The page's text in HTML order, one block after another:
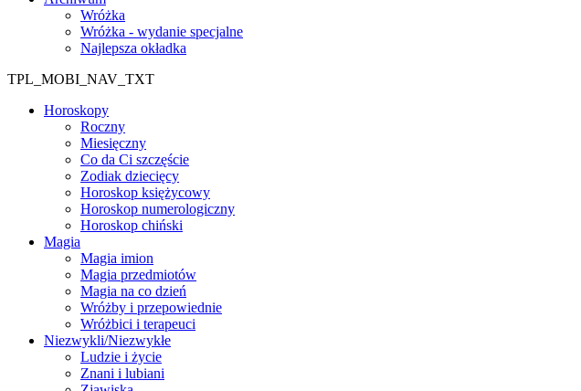
Wróżka
Wróżka - wydanie specjalne
Najlepsza okładka
TPL_MOBI_NAV_TXT
Horoskopy
Roczny
Miesięczny
Co da Ci szczęście
Zodiak dziecięcy
Horoskop księżycowy
Horoskop numerologiczny
Horoskop chiński
Magia
Magia imion
Magia przedmiotów
Magia na co dzień
Wróżby i przepowiednie
Wróżbici i terapeuci
Niezwykli/Niezwykłe
Ludzie i życie
Znani i lubiani